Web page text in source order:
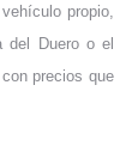
propio,
del Duero o el
precios que